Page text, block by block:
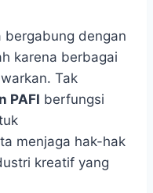
bergabung dengan
karena berbagai
Tak
PAFI berfungsi
menjaga hak-hak
kreatif yang